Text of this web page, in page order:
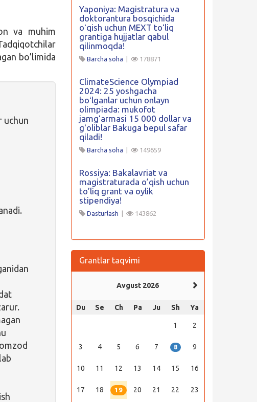
va muhim
bo’limida
uchun
Yaponiya: Magistratura va
doktorantura bosqichida
oʻqish uchun MEXT toʻliq
grantiga hujjatlar qabul
qilinmoqda!
Barcha soha 178871
ClimateScience Olympiad
2024: 25 yoshgacha
boʻlganlar uchun onlayn
olimpiada: mukofot
jamgʻarmasi 15 000 dollar va
gʻoliblar Bakuga bepul safar
qiladi!
Barcha soha 149659
Rossiya: Bakalavriat va
magistraturada o’qish uchun
to’liq grant va oylik
stipendiya!
Dasturlash 143862
Grantlar taqvimi
Avgust 2026
Du Se Ch Pa Ju Sh Ya
1 2
3 4 5 6 7 8 9
10 11 12 13 14 15 16
17 18 19 20 21 22 23